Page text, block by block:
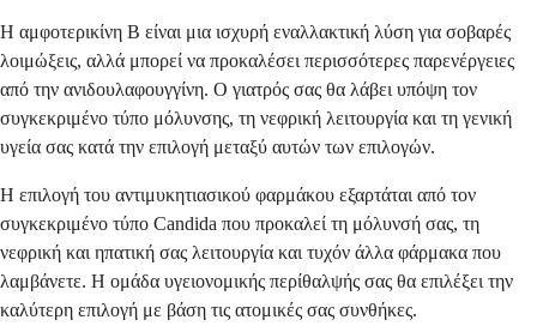
Η αμφοτερικίνη Β είναι μια ισχυρή εναλλακτική λύση για σοβαρές
λοιμώξεις, αλλά μπορεί να προκαλέσει περισσότερες παρενέργειες
από την ανιδουλαφουγγίνη. Ο γιατρός σας θα λάβει υπόψη τον
συγκεκριμένο τύπο μόλυνσης, τη νεφρική λειτουργία και τη γενική
υγεία σας κατά την επιλογή μεταξύ αυτών των επιλογών.
Η επιλογή του αντιμυκητιασικού φαρμάκου εξαρτάται από τον
συγκεκριμένο τύπο Candida που προκαλεί τη μόλυνσή σας, τη
νεφρική και ηπατική σας λειτουργία και τυχόν άλλα φάρμακα που
λαμβάνετε. Η ομάδα υγειονομικής περίθαλψής σας θα επιλέξει την
καλύτερη επιλογή με βάση τις ατομικές σας συνθήκες.